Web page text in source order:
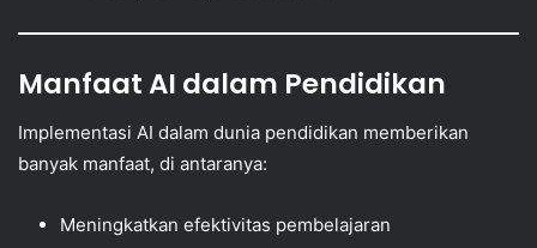
Manfaat AI dalam Pendidikan
Implementasi AI dalam dunia pendidikan memberikan
banyak manfaat, di antaranya:
Meningkatkan efektivitas pembelajaran